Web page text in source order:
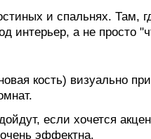
и спальнях. Там,
интерьер, а не просто
кость) визуально
если хочется
эффектна.